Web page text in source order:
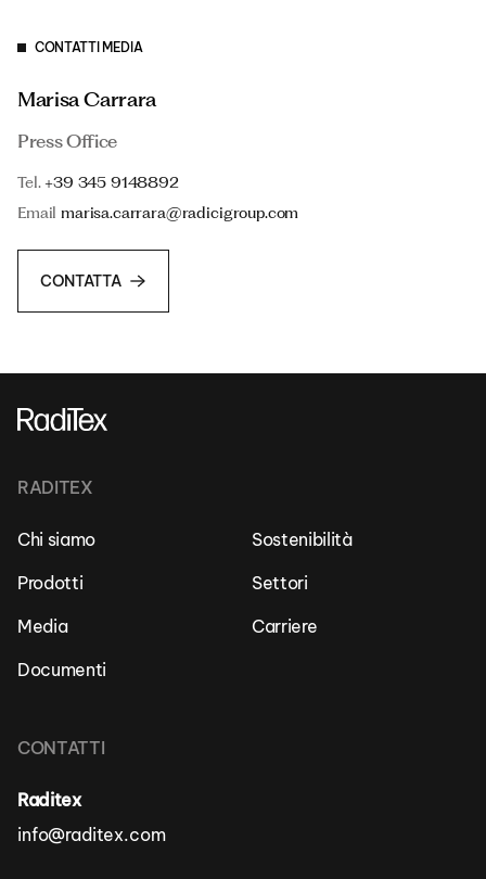
CONTATTI MEDIA
Marisa Carrara
Press Office
Tel.+39 345 9148892
Emailmarisa.carrara@radicigroup.com
CONTATTA
RADITEX
Chi siamo
Sostenibilità
Prodotti
Settori
Media
Carriere
Documenti
CONTATTI
Raditex
info@raditex.com